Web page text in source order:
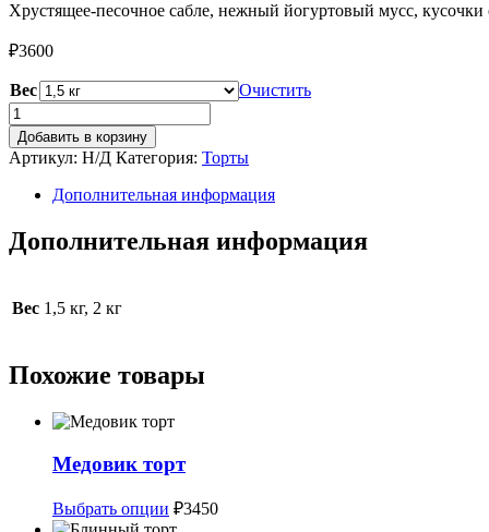
Хрустящее-песочное сабле, нежный йогуртовый мусс,
₽3600
Вес
Очистить
Количество
товара
Йогуртовый
торт
Добавить в корзину
Артикул: Н/Д Категория: Торты
Дополнительная информация
Дополнительная информация
Вес 1,5 кг, 2 кг
Похожие товары
Медовик торт
Выбрать опции Этот
товар
₽3450